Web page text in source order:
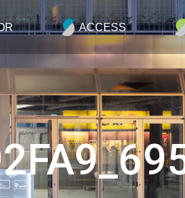
ACCESS